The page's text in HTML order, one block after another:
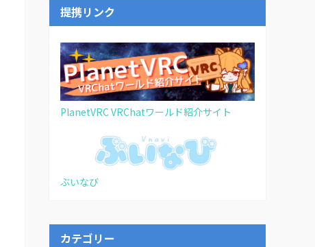
提携リンク
PlanetVRC VRChatワールド紹介サイト
ぶいなび
カテゴリー